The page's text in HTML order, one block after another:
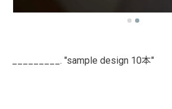
_________. "sample design 10本"